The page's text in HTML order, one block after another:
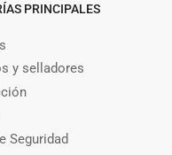
PRINCIPALES
y selladores
Seguridad